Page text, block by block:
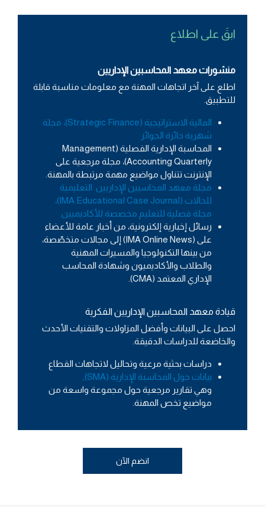
ابقَ على اطلاع
منشورات معهد المحاسبين الإداريين
اطلع على آخر اتجاهات المهنة مع معلومات مناسبة قابلة
للتطبيق.
المالية الاستراتيجية (Strategic Finance)، مجلة
شهرية حائزة الجوائز
المحاسبة الإدارية الفصلية (Management
Accounting Quarterly)، مجلة مرجعية على
الإنترنت تتناول مواضيع مهمة مرتبطة بالمهنة.
مجلة معهد المحاسبين الإداريين. التعليمية
للحالات (IMA Educational Case Journal)،
مجلة فصلية للتعليم مخصصة للأكاديميين.
رسائل إخبارية إلكترونية، من أخبار عامة للأعضاء
على (IMA Online News) إلى مجالات متخصّصة،
من بينها التكنولوجيا والمسيرات المهنية
والطلاب والأكاديميون وشهادة المحاسب
الإداري المعتمد (CMA).
قيادة معهد المحاسبين الإداريين الفكرية
احصل على البيانات وأفضل المزاولات والتقنيات الأحدث
والخاضعة للدراسات الدقيقة.
دراسات بحثية مرعية وتحاليل لاتجاهات القطاع
بيانات حول المحاسبة الإدارية (SMA),
وهي تقارير مرجعية حول مجموعة واسعة من
مواضيع تخص المهنة.
انضم الآن